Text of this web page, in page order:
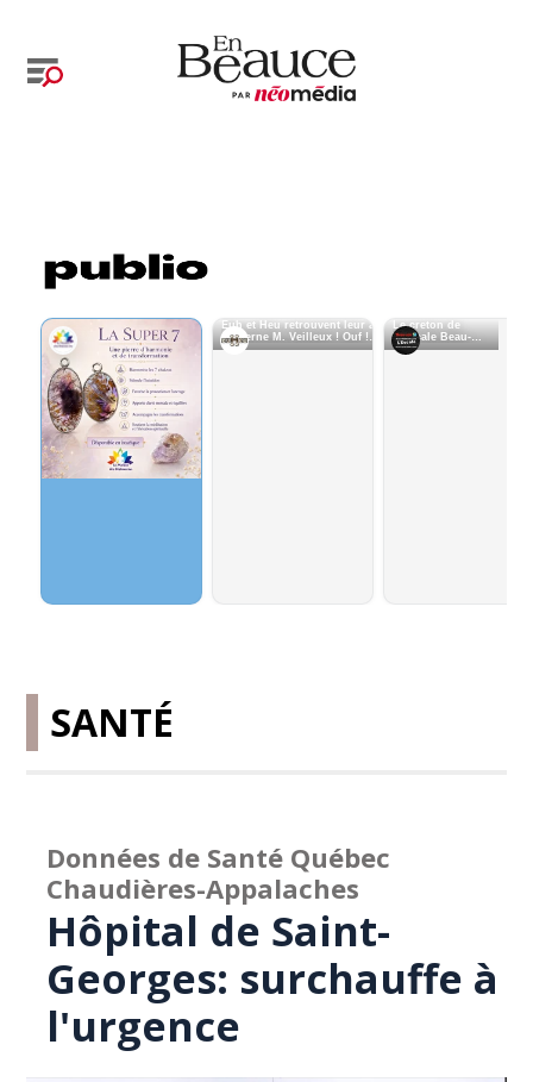
SANTÉ
Données de Santé Québec
Chaudières-Appalaches
Hôpital de Saint-
Georges: surchauffe à
l'urgence